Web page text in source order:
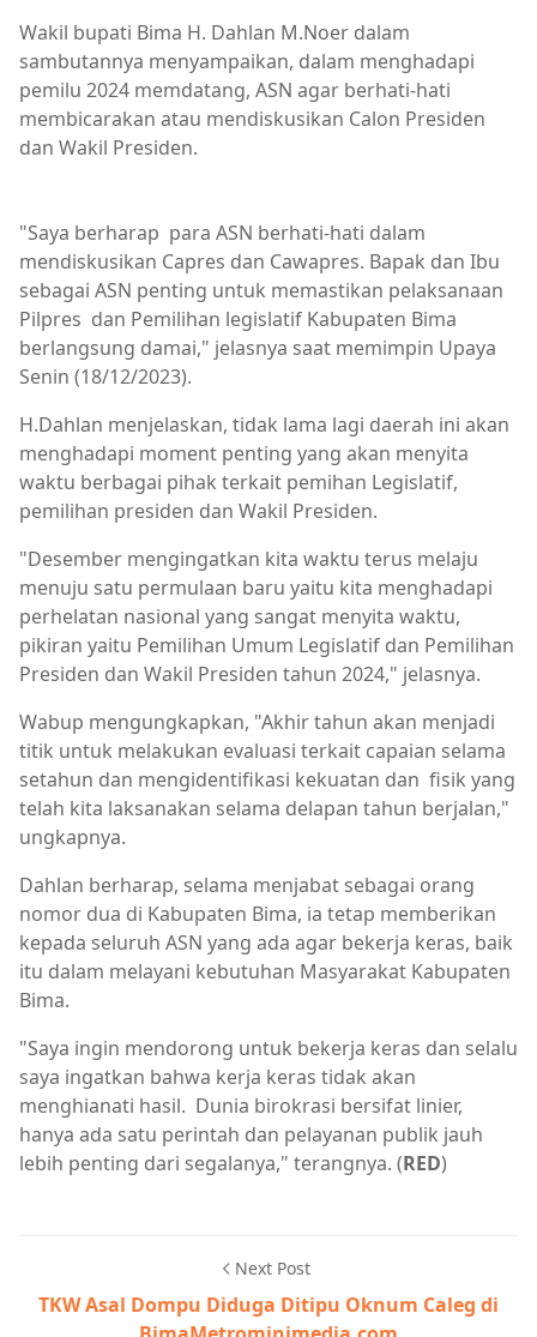
Wakil bupati Bima H. Dahlan M.Noer dalam
sambutannya menyampaikan, dalam menghadapi
pemilu 2024 memdatang, ASN agar berhati-hati
membicarakan atau mendiskusikan Calon Presiden
dan Wakil Presiden.
"Saya berharap para ASN berhati-hati dalam
mendiskusikan Capres dan Cawapres. Bapak dan Ibu
sebagai ASN penting untuk memastikan pelaksanaan
Pilpres dan Pemilihan legislatif Kabupaten Bima
berlangsung damai," jelasnya saat memimpin Upaya
Senin (18/12/2023).
H.Dahlan menjelaskan, tidak lama lagi daerah ini akan
menghadapi moment penting yang akan menyita
waktu berbagai pihak terkait pemihan Legislatif,
pemilihan presiden dan Wakil Presiden.
"Desember mengingatkan kita waktu terus melaju
menuju satu permulaan baru yaitu kita menghadapi
perhelatan nasional yang sangat menyita waktu,
pikiran yaitu Pemilihan Umum Legislatif dan Pemilihan
Presiden dan Wakil Presiden tahun 2024," jelasnya.
Wabup mengungkapkan, "Akhir tahun akan menjadi
titik untuk melakukan evaluasi terkait capaian selama
setahun dan mengidentifikasi kekuatan dan fisik yang
telah kita laksanakan selama delapan tahun berjalan,"
ungkapnya.
Dahlan berharap, selama menjabat sebagai orang
nomor dua di Kabupaten Bima, ia tetap memberikan
kepada seluruh ASN yang ada agar bekerja keras, baik
itu dalam melayani kebutuhan Masyarakat Kabupaten
Bima.
"Saya ingin mendorong untuk bekerja keras dan selalu
saya ingatkan bahwa kerja keras tidak akan
menghianati hasil. Dunia birokrasi bersifat linier,
hanya ada satu perintah dan pelayanan publik jauh
lebih penting dari segalanya," terangnya. (RED)
Next Post
TKW Asal Dompu Diduga Ditipu Oknum Caleg di